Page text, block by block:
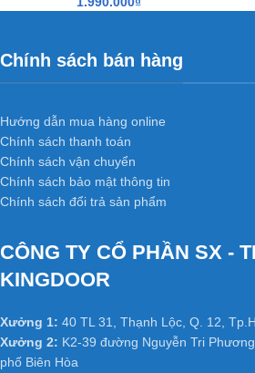
Khung Bao + nẹp chỉ 2 mặt + phủ
(Hoặc theo kích thước thực tế tại công
Quý khách vui lòng liên hệ ngay để được
HỆ THỐNG XƯỞNG SẢN XUẤT
Xưởng 2 :Số 361 TX25, Phường
HCM.
Phường Bửu Hòa, Thành phố Biên
Web:
Chính sách bán hàng
Hướng dẫn mua hàng online
Chính sách thanh toán
Chính sách vận chuyển
Chính sách bảo mật thông tin
Chính sách đổi trả sản phẩm
CÔNG TY CỔ PHẦN SX -
KINGDOOR
Xưởng 1: 40 TL 31, Thạnh Lộc, Q. 12,
Xưởng 2: K2-39 đường Nguyễn Tri
phố Biên Hòa